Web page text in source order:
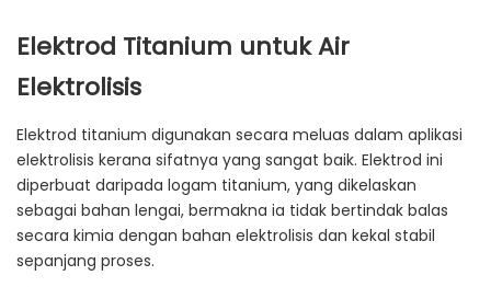
Elektrod Titanium untuk Air
Elektrolisis
Elektrod titanium digunakan secara meluas dalam aplikasi
elektrolisis kerana sifatnya yang sangat baik. Elektrod ini
diperbuat daripada logam titanium, yang dikelaskan
sebagai bahan lengai, bermakna ia tidak bertindak balas
secara kimia dengan bahan elektrolisis dan kekal stabil
sepanjang proses.